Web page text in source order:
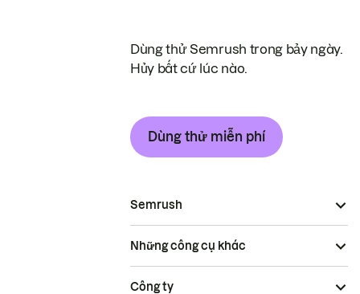
Dùng thử Semrush trong bảy ngày.
Hủy bất cứ lúc nào.
Dùng thử miễn phí
Semrush
Những công cụ khác
Công ty